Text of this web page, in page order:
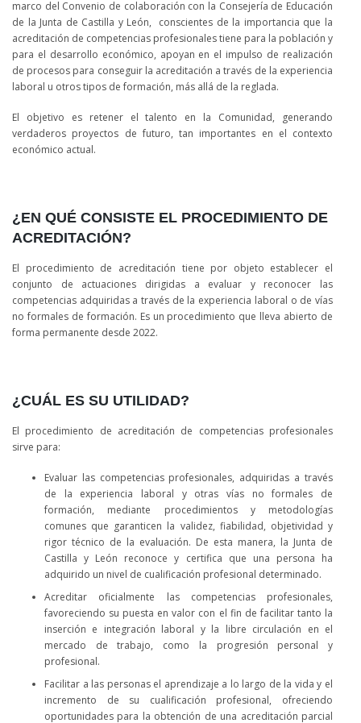
marco del Convenio de colaboración con la Consejería de Educación
de la Junta de Castilla y León, conscientes de la importancia que la
acreditación de competencias profesionales tiene para la población y
para el desarrollo económico, apoyan en el impulso de realización
de procesos para conseguir la acreditación a través de la experiencia
laboral u otros tipos de formación, más allá de la reglada.
El objetivo es retener el talento en la Comunidad, generando
verdaderos proyectos de futuro, tan importantes en el contexto
económico actual.
¿EN QUÉ CONSISTE EL PROCEDIMIENTO DE
ACREDITACIÓN?
El procedimiento de acreditación tiene por objeto establecer el
conjunto de actuaciones dirigidas a evaluar y reconocer las
competencias adquiridas a través de la experiencia laboral o de vías
no formales de formación. Es un procedimiento que lleva abierto de
forma permanente desde 2022.
¿CUÁL ES SU UTILIDAD?
El procedimiento de acreditación de competencias profesionales
sirve para:
Evaluar las competencias profesionales, adquiridas a través
de la experiencia laboral y otras vías no formales de
formación, mediante procedimientos y metodologías
comunes que garanticen la validez, fiabilidad, objetividad y
rigor técnico de la evaluación. De esta manera, la Junta de
Castilla y León reconoce y certifica que una persona ha
adquirido un nivel de cualificación profesional determinado.
Acreditar oficialmente las competencias profesionales,
favoreciendo su puesta en valor con el fin de facilitar tanto la
inserción e integración laboral y la libre circulación en el
mercado de trabajo, como la progresión personal y
profesional.
Facilitar a las personas el aprendizaje a lo largo de la vida y el
incremento de su cualificación profesional, ofreciendo
oportunidades para la obtención de una acreditación parcial